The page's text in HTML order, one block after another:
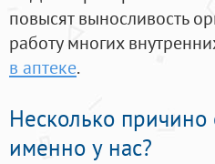
повысят выносливость
работу многих
в аптеке.
Несколько
именно у нас?